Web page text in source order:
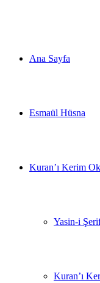
Ana Sayfa
Esmaül Hüsna
Kuran’ı Kerim
Yasin-i
Kuran’ı